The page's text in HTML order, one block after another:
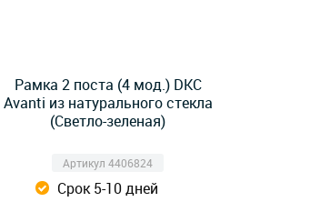
Рамка 2 поста (4 мод.) DKC
Avanti из натурального стекла
(Светло-зеленая)
Артикул 4406824
Срок 5-10 дней